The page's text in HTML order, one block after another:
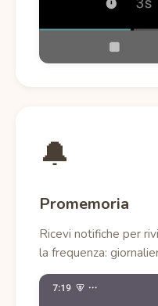
🔔
Promemoria
Ricevi notifiche per
la frequenza: